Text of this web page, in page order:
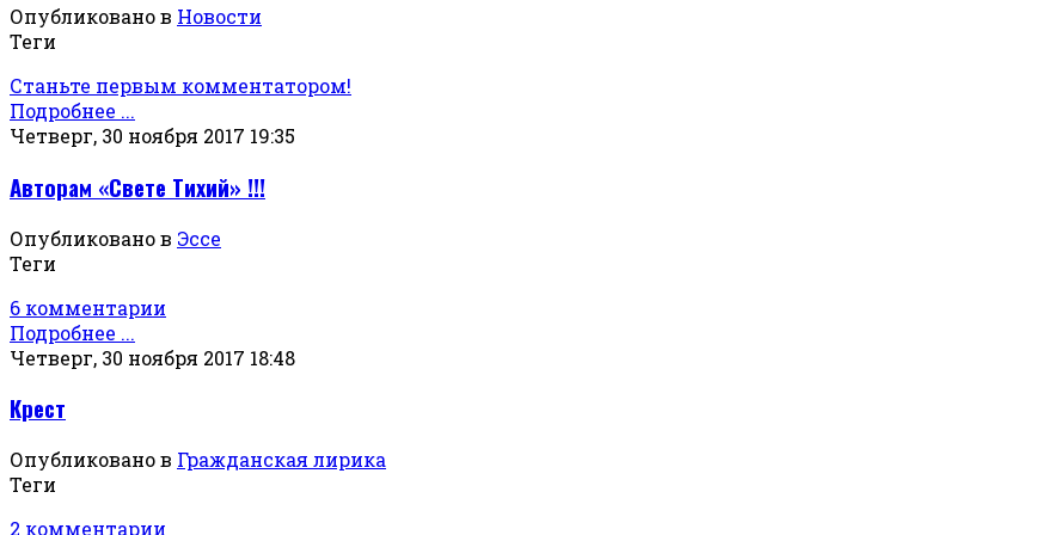
Опубликовано в Новости
Теги
Станьте первым комментатором!
Подробнее ...
Четверг, 30 ноября 2017 19:35
Авторам «Свете Тихий» !!!
Опубликовано в Эссе
Теги
6 комментарии
Подробнее ...
Четверг, 30 ноября 2017 18:48
Крест
Опубликовано в Гражданская лирика
Теги
2 комментарии